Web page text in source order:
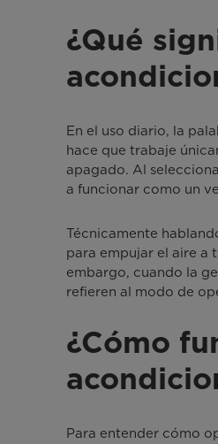
¿Qué
En el uso diario, la
hace que trabaje
apagado. Al
a funcionar como un
Técnicamente
para empujar el aire a
embargo, cuando la
refieren al modo de
¿Cómo
Para entender cómo